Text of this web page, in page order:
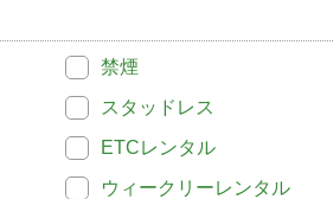
禁煙
スタッドレス
ETCレンタル
ウィークリーレンタル